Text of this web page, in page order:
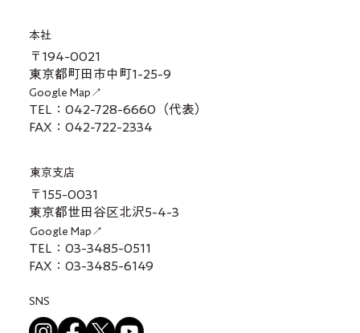
本社
〒194-0021
東京都町田市中町1-25-9
Google Map↗
TEL：042-728-6660（代表）
FAX：042-722-2334
東京支店
〒155-0031
東京都世田谷区北沢5-4-3
Google Map↗
TEL：03-3485-0511
FAX：03-3485-6149
SNS